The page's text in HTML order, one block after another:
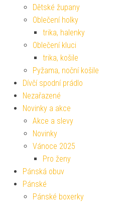
Dětské župany
Oblečení holky
trika, halenky
Oblečení kluci
trika, košile
Pyžama, noční košile
Dívčí spodní prádlo
Nezařazené
Novinky a akce
Akce a slevy
Novinky
Vánoce 2025
Pro ženy
Pánská obuv
Pánské
Pánské boxerky